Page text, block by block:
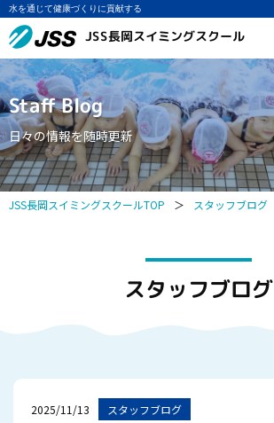
水を通じて健康づくりに貢献する
JSS長岡スイミングスクール
Staff Blog
日々の情報を随時更新
JSS長岡スイミングスクールTOP ＞ スタッフブログ
スタッフブログ
2025/11/13 スタッフブログ